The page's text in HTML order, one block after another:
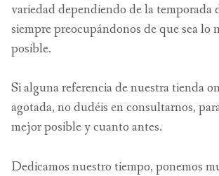
variedad dependiendo de la temporada
siempre preocupándonos de que sea lo
posible.
Si alguna referencia de nuestra tienda
agotada, no dudéis en consultarnos,
mejor posible y cuanto antes.
Dedicamos nuestro tiempo, ponemos